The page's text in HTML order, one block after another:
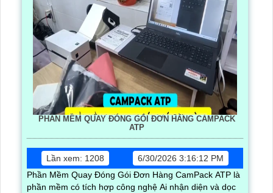
PHẦN MỀM QUAY ĐÓNG GÓI ĐƠN HÀNG CAMPACK
ATP
Lần xem: 1208
6/30/2026 3:16:12 PM
Phần Mềm Quay Đóng Gói Đơn Hàng CamPack ATP là
phần mềm có tích hợp công nghệ Ai nhận diện và dọc